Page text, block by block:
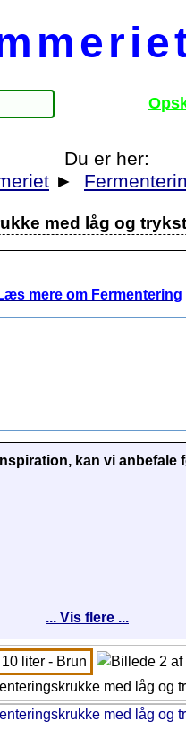
Du er her:
►
med låg og
mere om Fermentering
kan vi anbefale
... Vis flere ...